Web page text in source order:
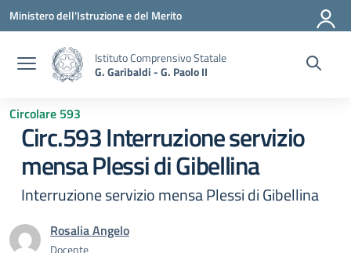
Vai ai contenuti
Vai al menu di navigazione
Vai al footer
Ministero dell'Istruzione e del Merito
Istituto Comprensivo Statale
G. Garibaldi - G. Paolo II
Circolare 593
Circ.593 Interruzione servizio
mensa Plessi di Gibellina
Interruzione servizio mensa Plessi di Gibellina
Rosalia Angelo
Docente